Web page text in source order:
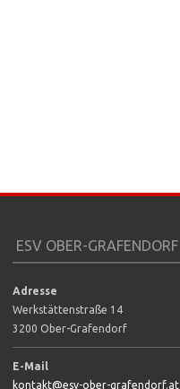
ESV OBER-GRAFENDORF
Adresse
Werkstättenstraße 14
3200 Ober-Grafendorf
E-Mail
kontakt@esv-ober-grafendorf.at